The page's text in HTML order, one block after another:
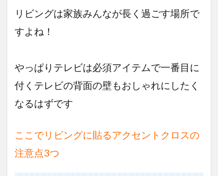
しな
ョー
の確
認の
と選
び方
ク
ン
ク
リビングは家族みんなが長く過ごす場所で
すよね！
やっぱりテレビは必須アイテムで一番目に
付くテレビの背面の壁もおしゃれにしたく
なるはずです
ここでリビングに貼るアクセントクロスの
注意点3つ